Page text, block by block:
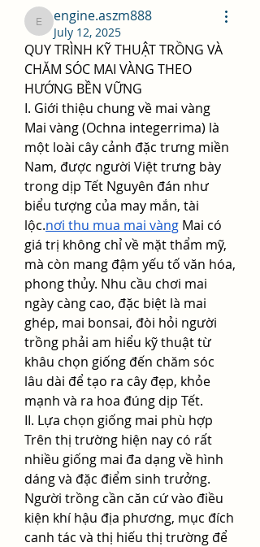
engine.aszm888
engine.aszm888
July 12, 2025
QUY TRÌNH KỸ THUẬT TRỒNG VÀ
CHĂM SÓC MAI VÀNG THEO
HƯỚNG BỀN VỮNG
I. Giới thiệu chung về mai vàng
Mai vàng (Ochna integerrima) là
một loài cây cảnh đặc trưng miền
Nam, được người Việt trưng bày
trong dịp Tết Nguyên đán như
biểu tượng của may mắn, tài
lộc.nơi thu mua mai vàng Mai có
giá trị không chỉ về mặt thẩm mỹ,
mà còn mang đậm yếu tố văn hóa,
phong thủy. Nhu cầu chơi mai
ngày càng cao, đặc biệt là mai
ghép, mai bonsai, đòi hỏi người
trồng phải am hiểu kỹ thuật từ
khâu chọn giống đến chăm sóc
lâu dài để tạo ra cây đẹp, khỏe
mạnh và ra hoa đúng dịp Tết.
II. Lựa chọn giống mai phù hợp
Trên thị trường hiện nay có rất
nhiều giống mai đa dạng về hình
dáng và đặc điểm sinh trưởng.
Người trồng cần căn cứ vào điều
kiện khí hậu địa phương, mục đích
canh tác và thị hiếu thị trường để